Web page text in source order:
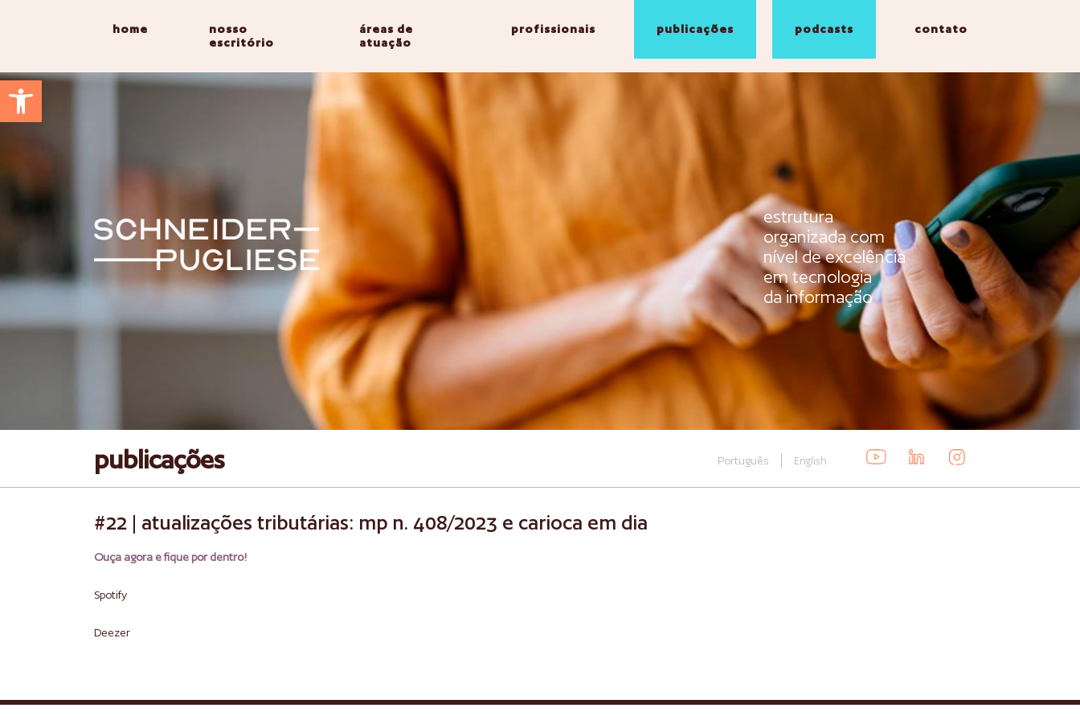
Abrir a barra de ferramentas
home
nosso
escritório
áreas de
atuação
profissionais publicações podcasts contato
estrutura
organizada com
nível de excelência
em tecnologia
da informação
publicações Português English
#22 | atualizações tributárias: mp n. 408/2023 e carioca em dia
Ouça agora e fique por dentro!
Spotify
Deezer